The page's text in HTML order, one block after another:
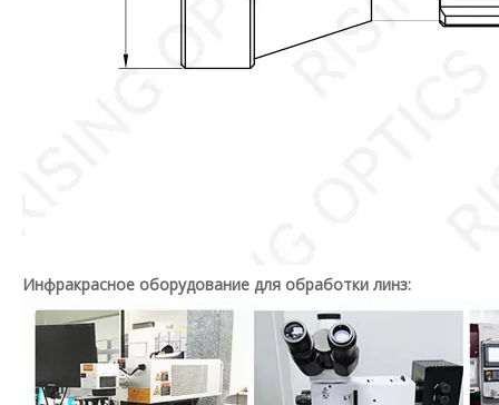
Инфракрасное оборудование для обработки линз: